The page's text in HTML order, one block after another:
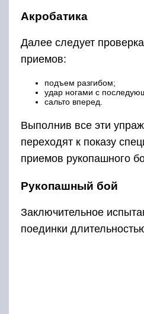
Акробатика
Далее следует
приемов:
подъем разгибом;
удар ногами с
сальто вперед.
Выполнив все эти
переходят к показу
приемов рукопашного
Рукопашный бой
Заключительное
поединки